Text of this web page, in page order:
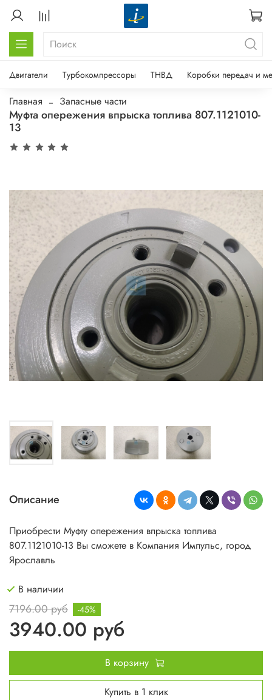
Двигатели Турбокомпрессоры ТНВД Коробки передач и
Главная Запасные части
Муфта опережения впрыска топлива 807.1121010-
13
Описание
Приобрести Муфту опережения впрыска топлива
807.1121010-13 Вы сможете в Компания Импульс, город
Ярославль
В наличии
7196.00 руб
3940.00 руб
-45%
В корзину
Купить в 1 клик